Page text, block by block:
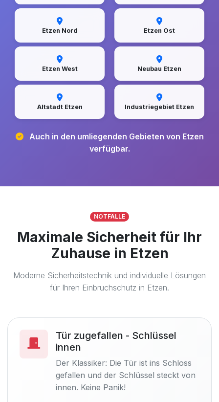
Etzen Nord Etzen Ost
Etzen West Neubau Etzen
Altstadt Etzen Industriegebiet Etzen
Auch in den umliegenden Gebieten von Etzen
verfügbar.
NOTFÄLLE
Maximale Sicherheit für Ihr
Zuhause in Etzen
Moderne Sicherheitstechnik und individuelle Lösungen
für Ihren Einbruchschutz in Etzen.
Tür zugefallen - Schlüssel
innen
Der Klassiker: Die Tür ist ins Schloss
gefallen und der Schlüssel steckt von
innen. Keine Panik!